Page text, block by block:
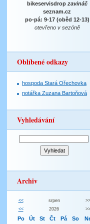
bikeservisdrop zavináč
seznam.cz
po-pá: 9-17 (oběd 12-13)
otevřeno v sezóně
Oblíbené odkazy
hospoda Stará Ořechovka
notářka Zuzana Bartoňová
Vyhledávání
Archiv
<< srpen
>>
<<
2026 >>
Po Út St Čt Pá So